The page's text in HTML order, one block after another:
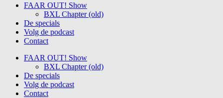
menu FAAR OUT! Show
BXL Chapter (old)
De specials
Volg de podcast
Contact
FAAR OUT! Show
BXL Chapter (old)
De specials
Volg de podcast
Contact